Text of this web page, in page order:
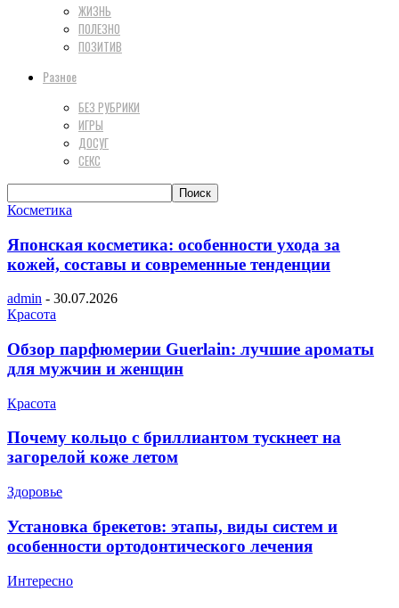
ЖИЗНЬ
ПОЛЕЗНО
ПОЗИТИВ
Разное
БЕЗ РУБРИКИ
ИГРЫ
ДОСУГ
СЕКС
Косметика
Японская косметика: особенности ухода за
кожей, составы и современные тенденции
admin - 30.07.2026
Красота
Обзор парфюмерии Guerlain: лучшие ароматы
для мужчин и женщин
Красота
Почему кольцо с бриллиантом тускнеет на
загорелой коже летом
Здоровье
Установка брекетов: этапы, виды систем и
особенности ортодонтического лечения
Интересно